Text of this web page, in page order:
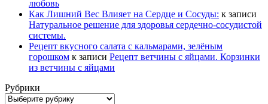
любовь
Как Лишний Вес Влияет на Сердце и Сосуды: к записи
Натуральное решение для здоровья сердечно-сосудистой
системы.
Рецепт вкусного салата с кальмарами, зелёным
горошком к записи Рецепт ветчины с яйцами. Корзинки
из ветчины с яйцами
Рубрики
Рубрики